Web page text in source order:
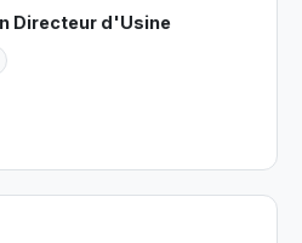
Directeur d'Usine